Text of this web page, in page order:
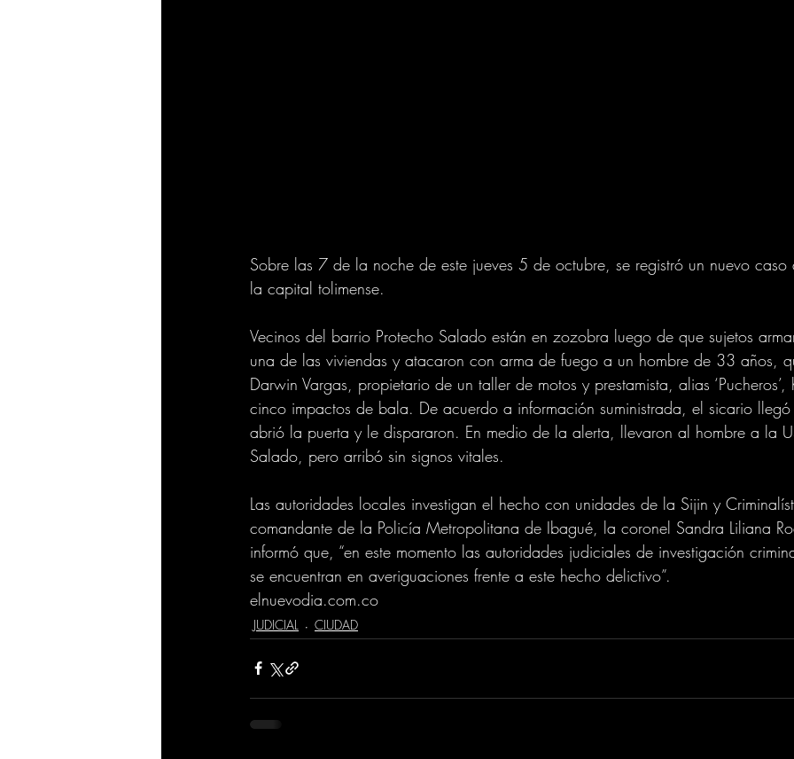
Sobre las 7 de la noche de este jueves 5 de octubre, se registró un nuevo caso
la capital tolimense.
Vecinos del barrio Protecho Salado están en zozobra luego de que sujetos
una de las viviendas y atacaron con arma de fuego a un hombre de 33 años,
Darwin Vargas, propietario de un taller de motos y prestamista, alias
cinco impactos de bala. De acuerdo a información suministrada, el sicario
abrió la puerta y le dispararon. En medio de la alerta, llevaron al hombre a la
Salado, pero arribó sin signos vitales.
Las autoridades locales investigan el hecho con unidades de la Sijin y
comandante de la Policía Metropolitana de Ibagué, la coronel Sandra Liliana
informó que, “en este momento las autoridades judiciales de investigación
se encuentran en averiguaciones frente a este hecho delictivo”.
elnuevodia.com.co
JUDICIAL CIUDAD